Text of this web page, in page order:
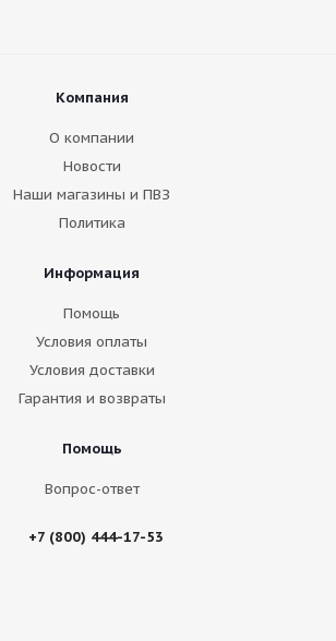
Компания
О компании
Новости
Наши магазины и ПВЗ
Политика
Информация
Помощь
Условия оплаты
Условия доставки
Гарантия и возвраты
Помощь
Вопрос-ответ
+7 (800) 444-17-53